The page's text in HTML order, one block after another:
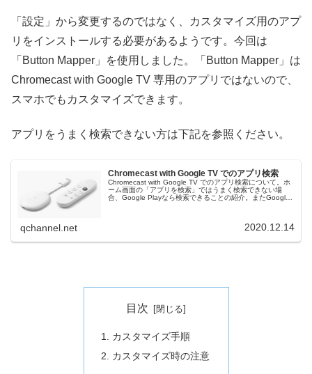
「設定」から変更するのではなく、カスタマイズ用のアプ
リをインストールする必要があるようです。今回は
「Button Mapper」を使用しました。「Button Mapper」は
Chromecast with Google TV 専用のアプリではないので、
スマホでもカスタマイズできます。
アプリをうまく検索できない方は下記を参照ください。
Chromecast with Google TV でのアプリ検索
Chromecast with Google TV でのアプリ検索について。ホ
ーム画面の「アプリを検索」ではうまく検索できない場
合、Google Playなら検索できることの紹介。またGoogle
qchannel.net 2020.12.14
目次
カスタマイズ手順
カスタマイズ時の注意